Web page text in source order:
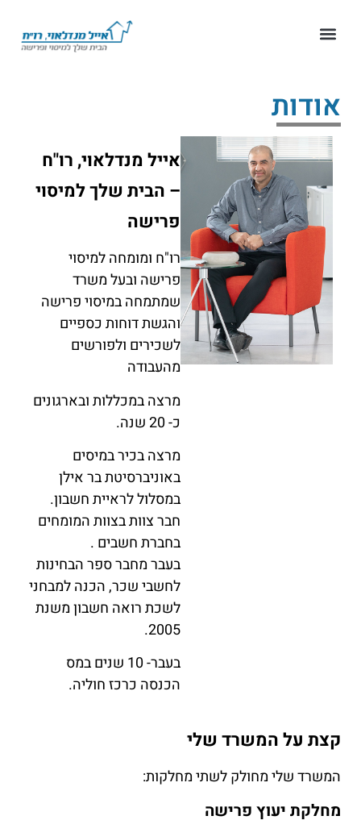
אודות
אייל מנדלאוי, רו"ח
– הבית שלך למיסוי
פרישה
רו"ח ומומחה למיסוי
פרישה ובעל משרד
שמתמחה במיסוי פרישה
והגשת דוחות כספיים
לשכירים ולפורשים
מהעבודה
מרצה במכללות ובארגונים
כ- 20 שנה.
מרצה בכיר במיסים
באוניברסיטת בר אילן
במסלול לראיית חשבון.
חבר צוות בצוות המומחים
בחברת חשבים .
בעבר מחבר ספר הבחינות
לחשבי שכר, הכנה למבחני
לשכת רואה חשבון משנת
2005.
בעבר- 10 שנים במס
הכנסה כרכז חוליה.
קצת על המשרד שלי
המשרד שלי מחולק לשתי מחלקות:
מחלקת יעוץ פרישה